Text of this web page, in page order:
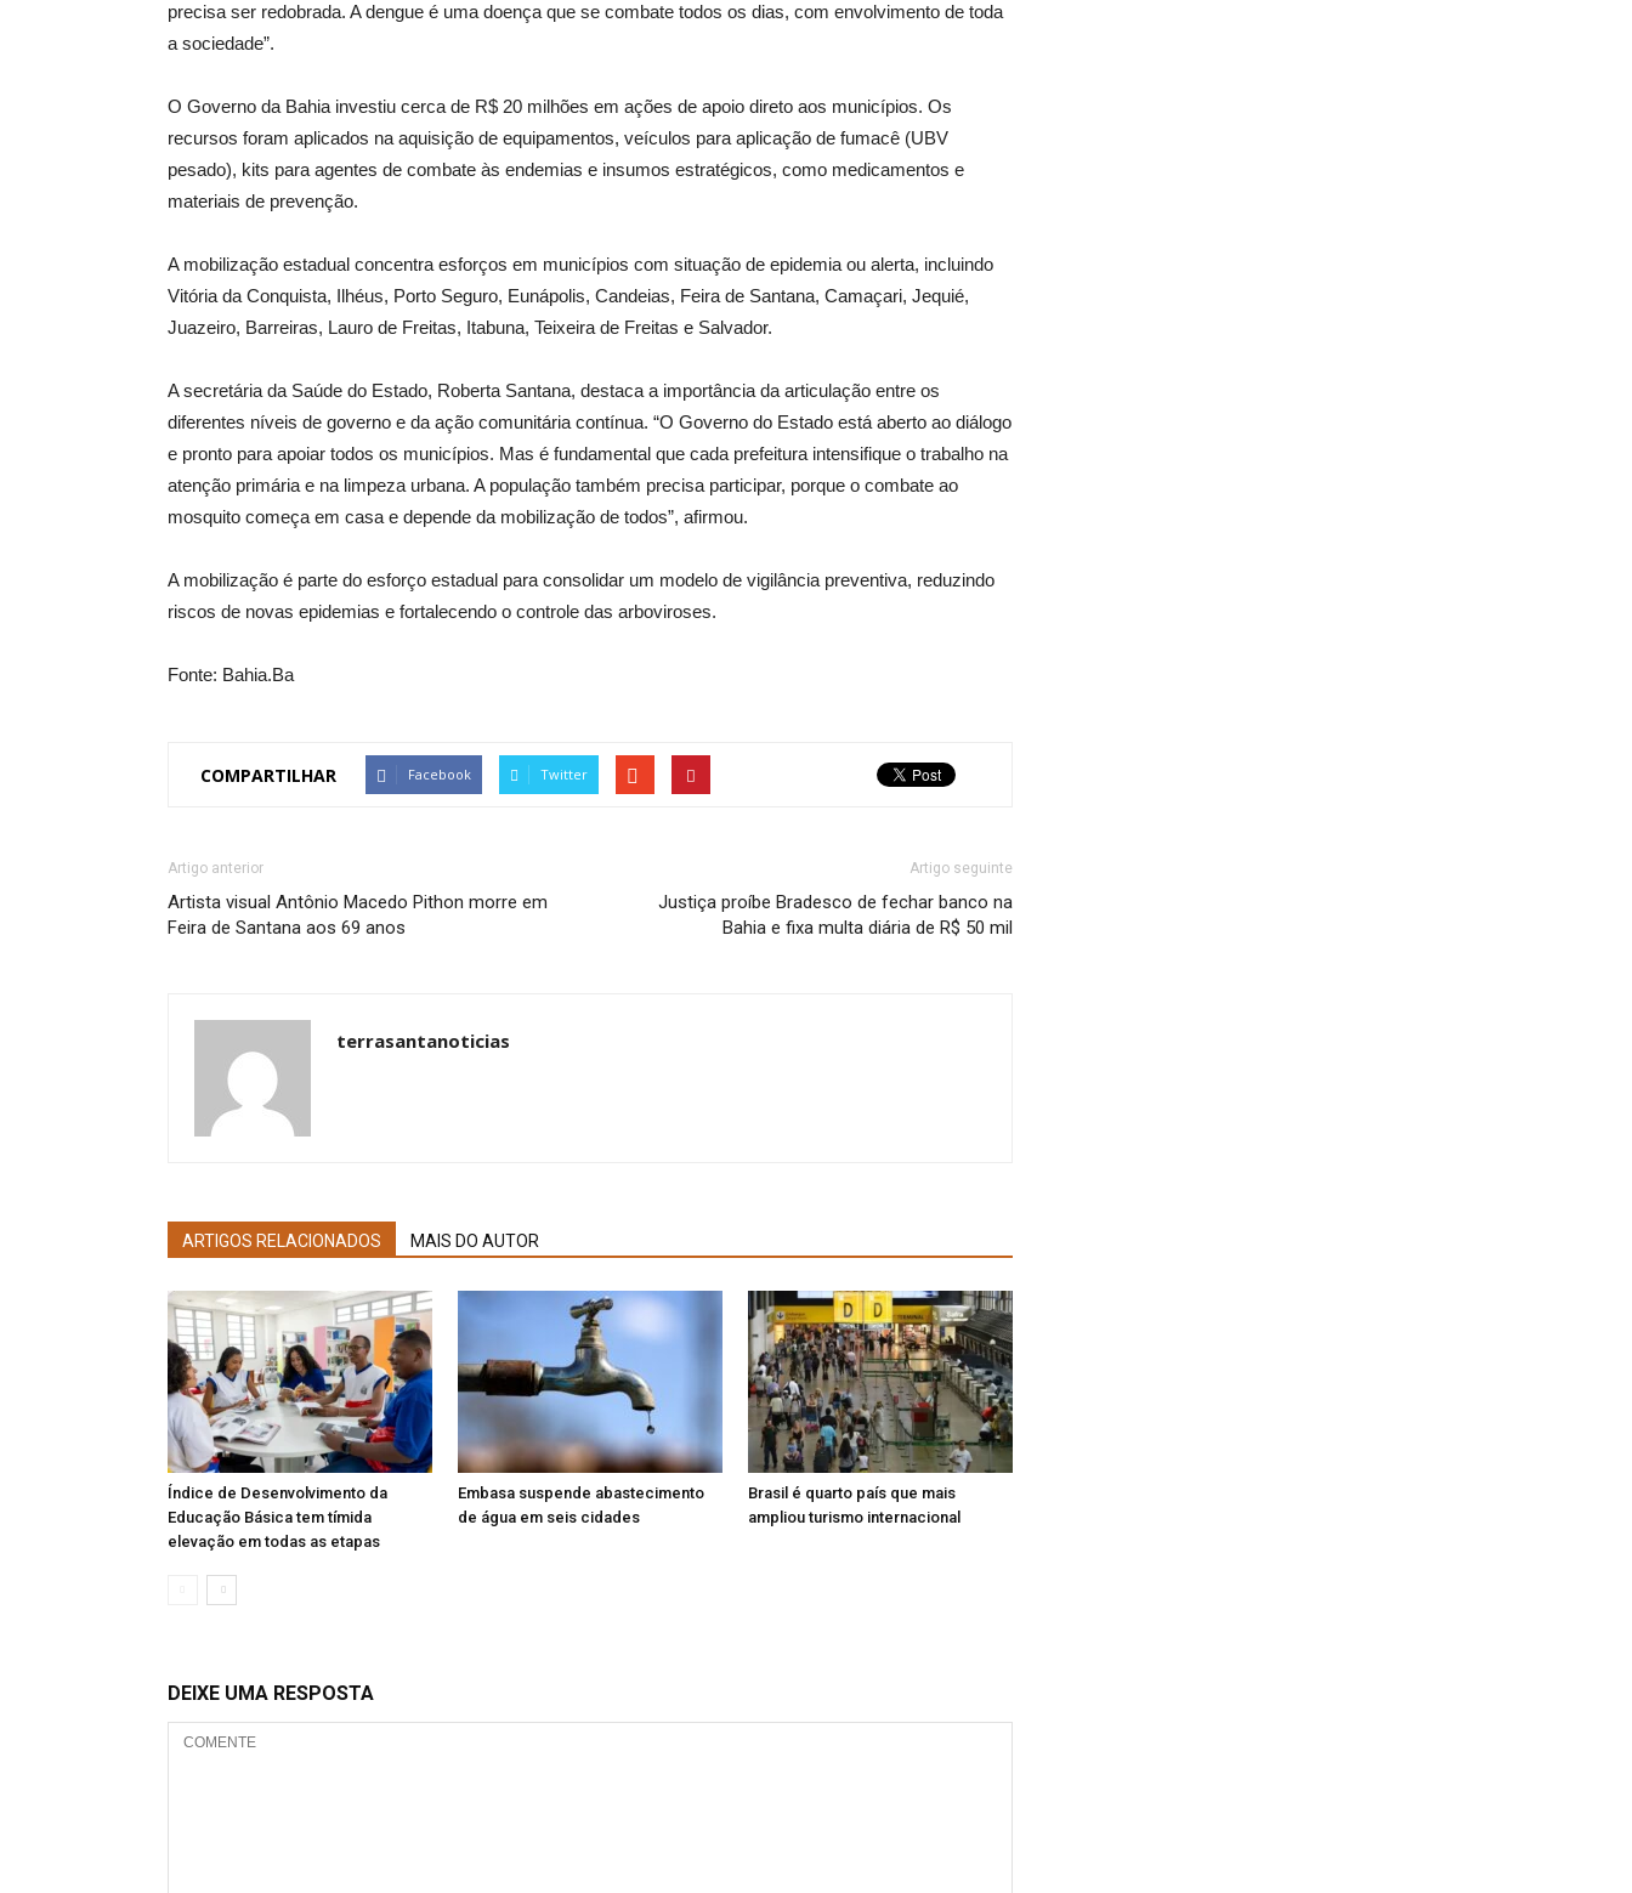
precisa ser redobrada. A dengue é uma doença que se combate todos os dias, com envolvimento de toda
a sociedade”.
O Governo da Bahia investiu cerca de R$ 20 milhões em ações de apoio direto aos municípios. Os
recursos foram aplicados na aquisição de equipamentos, veículos para aplicação de fumacê (UBV
pesado), kits para agentes de combate às endemias e insumos estratégicos, como medicamentos e
materiais de prevenção.
A mobilização estadual concentra esforços em municípios com situação de epidemia ou alerta, incluindo
Vitória da Conquista, Ilhéus, Porto Seguro, Eunápolis, Candeias, Feira de Santana, Camaçari, Jequié,
Juazeiro, Barreiras, Lauro de Freitas, Itabuna, Teixeira de Freitas e Salvador.
A secretária da Saúde do Estado, Roberta Santana, destaca a importância da articulação entre os
diferentes níveis de governo e da ação comunitária contínua. “O Governo do Estado está aberto ao diálogo
e pronto para apoiar todos os municípios. Mas é fundamental que cada prefeitura intensifique o trabalho na
atenção primária e na limpeza urbana. A população também precisa participar, porque o combate ao
mosquito começa em casa e depende da mobilização de todos”, afirmou.
A mobilização é parte do esforço estadual para consolidar um modelo de vigilância preventiva, reduzindo
riscos de novas epidemias e fortalecendo o controle das arboviroses.
Fonte: Bahia.Ba
COMPARTILHAR Facebook Twitter
Artigo anterior
Artista visual Antônio Macedo Pithon morre em
Feira de Santana aos 69 anos
Artigo seguinte
Justiça proíbe Bradesco de fechar banco na
Bahia e fixa multa diária de R$ 50 mil
terrasantanoticias
ARTIGOS RELACIONADOS MAIS DO AUTOR
Índice de Desenvolvimento da
Educação Básica tem tímida
elevação em todas as etapas
Embasa suspende abastecimento
de água em seis cidades
Brasil é quarto país que mais
ampliou turismo internacional
DEIXE UMA RESPOSTA